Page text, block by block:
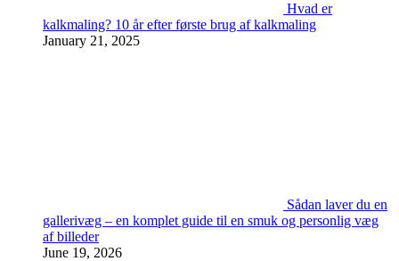
Hvad er
kalkmaling? 10 år efter første brug af kalkmaling
January 21, 2025
Sådan laver du en
gallerivæg – en komplet guide til en smuk og personlig væg
af billeder
June 19, 2026